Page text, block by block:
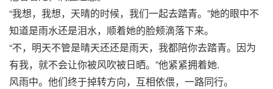
“我想，我想，天晴的时候，我们一起去踏青。”她的眼中不
知道是雨水还是泪水，顺着她的脸颊滴落下来。
“不，明天不管是晴天还还是雨天，我都陪你去踏青。因为
有我，就不会让你被风吹被日晒。”他紧紧拥着她.
风雨中。他们终于掉转方向，互相依偎，一路同行。